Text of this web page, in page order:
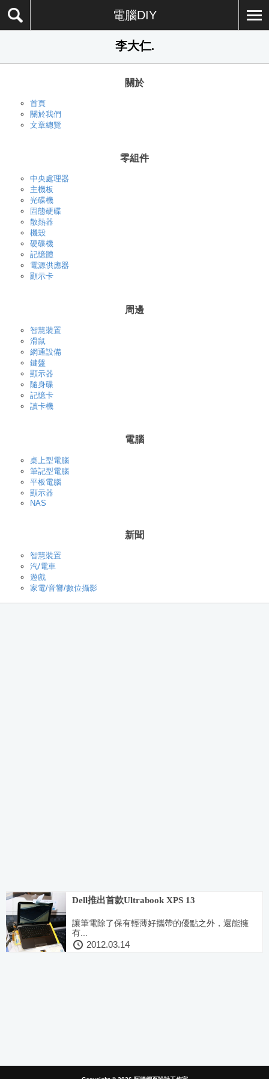
電腦DIY
李大仁.
關於
首頁
關於我們
文章總覽
零組件
中央處理器
主機板
光碟機
固態硬碟
散熱器
機殼
硬碟機
記憶體
電源供應器
顯示卡
周邊
智慧裝置
滑鼠
網通設備
鍵盤
顯示器
隨身碟
記憶卡
讀卡機
電腦
桌上型電腦
筆記型電腦
平板電腦
顯示器
NAS
新聞
智慧裝置
汽/電車
遊戲
家電/音響/數位攝影
Dell推出首款Ultrabook XPS 13
讓筆電除了保有輕薄好攜帶的優點之外，還能擁
有...
2012.03.14